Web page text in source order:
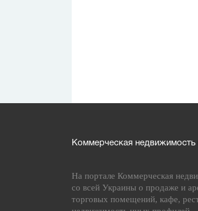
Коммерческая недвижимость
На портале Коммерческая
со всей Украины о продаже и
торговых помещений, кафе,